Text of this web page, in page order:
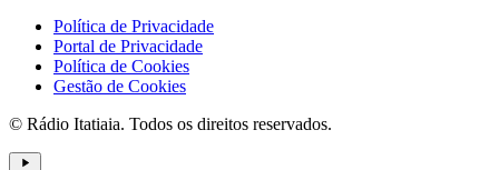
Política de Privacidade
Portal de Privacidade
Política de Cookies
Gestão de Cookies
© Rádio Itatiaia. Todos os direitos reservados.